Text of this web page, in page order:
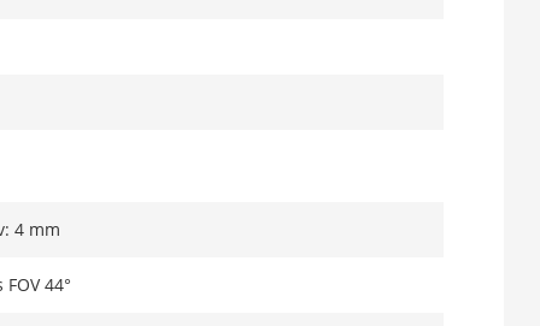
4 mm
44°